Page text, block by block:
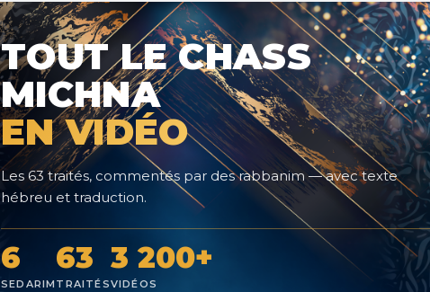
TOUT LE CHASS
MICHNA
EN VIDÉO
Les 63 traités, commentés par des rabbanim — avec texte
hébreu et traduction.
6
SEDARIM
63
TRAITÉS
3 200+
VIDÉOS